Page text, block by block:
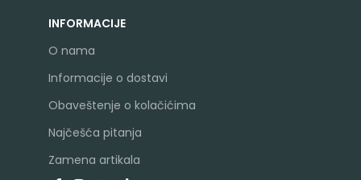
INFORMACIJE
O nama
Informacije o dostavi
Obaveštenje o kolačićima
Najčešća pitanja
Zamena artikala